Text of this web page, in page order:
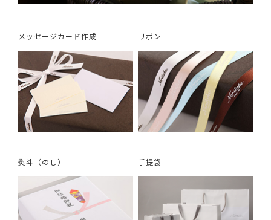
メッセージカード作成 リボン
熨斗（のし） 手提袋